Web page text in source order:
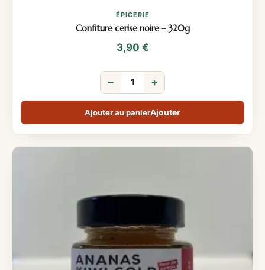
ÉPICERIE
Confiture cerise noire – 320g
3,90 €
− +
Ajouter au panier